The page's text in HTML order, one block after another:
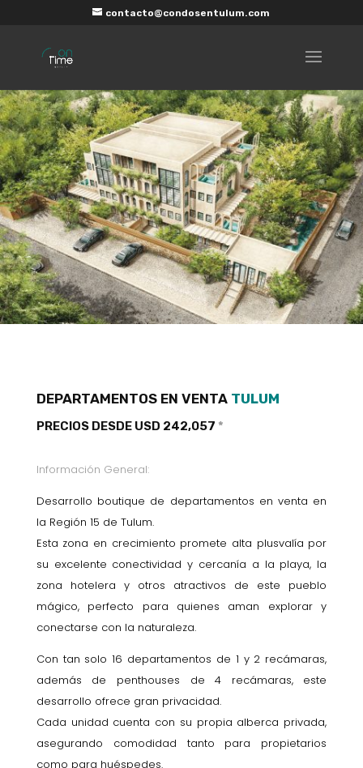
contacto@condosentulum.com
DEPARTAMENTOS EN VENTA TULUM
PRECIOS DESDE USD 242,057 *
Información General:
Desarrollo boutique de departamentos en venta en
la Región 15 de Tulum.
Esta zona en crecimiento promete alta plusvalía por
su excelente conectividad y cercanía a la playa, la
zona hotelera y otros atractivos de este pueblo
mágico, perfecto para quienes aman explorar y
conectarse con la naturaleza.
Con tan solo 16 departamentos de 1 y 2 recámaras,
además de penthouses de 4 recámaras, este
desarrollo ofrece gran privacidad.
Cada unidad cuenta con su propia alberca privada,
asegurando comodidad tanto para propietarios
como para huéspedes.